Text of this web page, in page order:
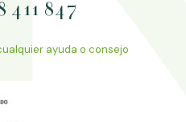
411 847
ayuda o consejo